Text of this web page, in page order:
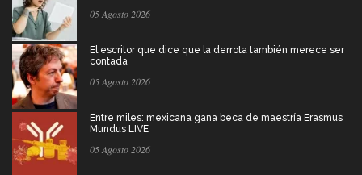
05 Agosto 2026
El escritor que dice que la derrota también merece ser
contada
05 Agosto 2026
Entre miles: mexicana gana beca de maestría Erasmus
Mundus LIVE
05 Agosto 2026